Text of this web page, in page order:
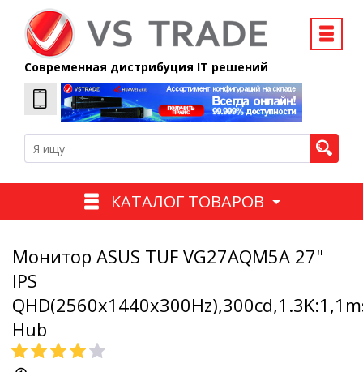
Современная дистрибуция IT решений
КАТАЛОГ ТОВАРОВ
Монитор ASUS TUF VG27AQM5A 27"
IPS
Hub